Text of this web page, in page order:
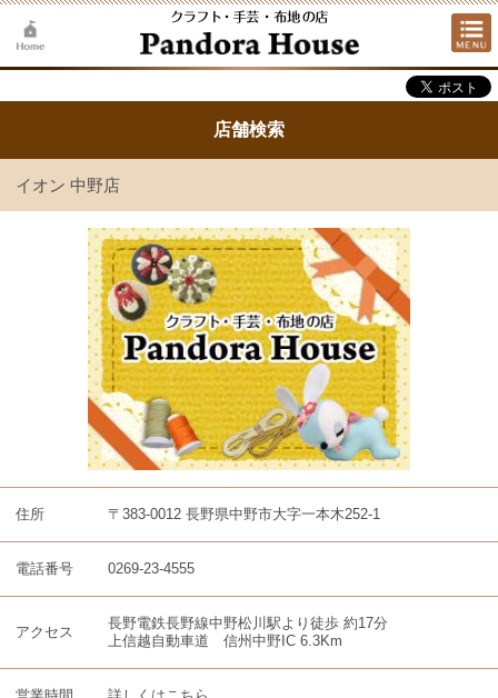
店舗検索
イオン 中野店
住所 〒383-0012 長野県中野市大字一本木252-1
電話番号 0269-23-4555
アクセス
長野電鉄長野線中野松川駅より徒歩 約17分
上信越自動車道 信州中野IC 6.3Km
営業時間 詳しくはこちら